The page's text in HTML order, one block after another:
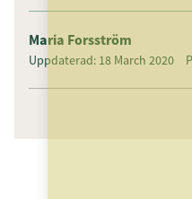
Maria Forsström
Uppdaterad: 18 March 2020